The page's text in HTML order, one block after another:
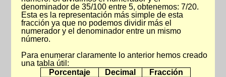
denominador de 35/100 entre 5, obtenemos: 7/20.
Esta es la representación más simple de esta
fracción ya que no podemos dividir más el
numerador y el denominador entre un mismo
número.
Para enumerar claramente lo anterior hemos creado
una tabla útil:
Porcentaje
Decimal Fracción